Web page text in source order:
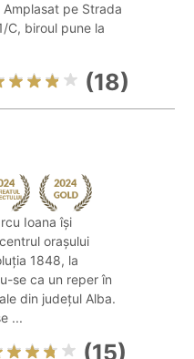
pe Strada
C, biroul pune la
(18)
Ioana își
orașului
1848, la
se ca un reper în
din județul Alba.
...
(15)